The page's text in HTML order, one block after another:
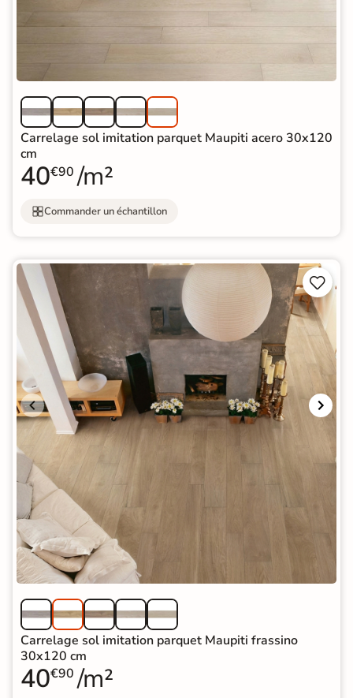
Carrelage sol imitation parquet Maupiti acero 30x120
cm
40€90 /m²
Commander un échantillon


Carrelage sol imitation parquet Maupiti frassino
30x120 cm
40€90 /m²